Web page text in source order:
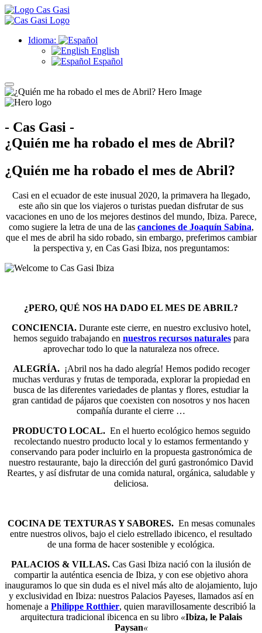
Idioma:
English
Español
- Cas Gasi -
¿Quién me ha robado el mes de Abril?
¿Quién me ha robado el mes de Abril?
Casi en el ecuador de este inusual 2020, la primavera ha llegado,
este año sin que los viajeros o turistas puedan disfrutar de sus
vacaciones en uno de los mejores destinos del mundo, Ibiza. Parece,
como sugiere la letra de una de las canciones de Joaquín Sabina,
que el mes de abril ha sido robado, sin embargo, preferimos cambiar
la perspectiva y, en Cas Gasi Ibiza, nos preguntamos:
¿PERO, QUÉ NOS HA DADO EL MES DE ABRIL?
CONCIENCIA.Durante este cierre, en nuestro exclusivo hotel,
hemos seguido trabajando en nuestros recursos naturalespara
aprovechar todo lo que la naturaleza nos ofrece.
ALEGRÍA. ¡Abril nos ha dado alegría! Hemos podido recoger
muchas verduras y frutas de temporada, explorar la propiedad en
busca de las diferentes variedades de plantas y flores, estudiar la
gran cantidad de pájaros que coexisten con nosotros y nos hacen
compañía durante el cierre …
PRODUCTO LOCAL. En el huerto ecológico hemos seguido
recolectando nuestro producto local y lo estamos fermentando y
conservando para poder incluirlo en la propuesta gastronómica de
nuestro restaurante, bajo la dirección del gurú gastronómico David
Reartes, y así disfrutar de una comida natural, orgánica, saludable y
deliciosa.
COCINA DE TEXTURAS Y SABORES. En mesas comunales
entre nuestros olivos, bajo el cielo estrellado ibicenco, el resultado
de una forma de hacer sostenible y ecológica.
PALACIOS & VILLAS. Cas Gasi Ibiza nació con la ilusión de
compartir la auténtica esencia de Ibiza, y con ese objetivo ahora
inauguramos lo que sin duda es el nivel más alto de alojamiento, lujo
y exclusividad en Ibiza: nuestros Palacios Payeses, llamados así en
homenaje a Philippe Rotthier, quien maravillosamente describió la
arquitectura tradicional ibicenca en su libro «Ibiza, le Palais
Paysan«